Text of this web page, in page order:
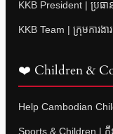
KKB President | ប្រធា
KKB Team | ក្រុមការងា
❤️ Children &
Help Cambodian
Sports & Children | កី